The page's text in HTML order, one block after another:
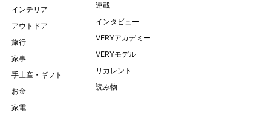
インテリア
アウトドア
旅行
家事
手土産・ギフト
お金
家電
連載
インタビュー
VERYアカデミー
VERYモデル
リカレント
読み物